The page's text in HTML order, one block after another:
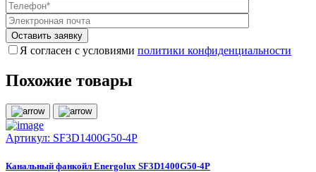
Я согласен с условиями политики конфиденциальности
Похожие товары
Артикул: SF3D1400G50-4P
Канальный фанкойл Energolux SF3D1400G50-4P